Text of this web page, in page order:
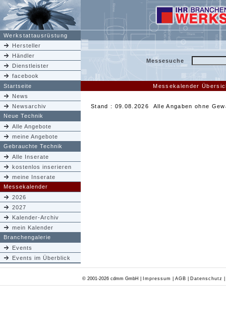
Werkstattausrüstung
Hersteller
Händler
Dienstleister
facebook
Messesuche
Startseite
Messekalender
News
Newsarchiv
Neue Technik
Alle Angebote
meine Angebote
Gebrauchte Technik
Alle Inserate
kostenlos inserieren
meine Inserate
Messekalender
2026
2027
Kalender-Archiv
mein Kalender
Branchengalerie
Events
Events im Überblick
Stand : 09.08.2026 Alle Angaben ohne
© 2001-2026 cdmm GmbH | Impressum AGB Datenschutz